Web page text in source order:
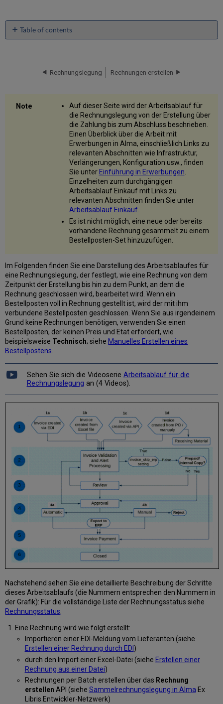
Table of contents
Rechnungslegung Rechnungen erstellen
Auf dieser Seite wird der Arbeitsablauf für
die Rechnungslegung von der Erstellung über
die Zahlung bis zum Abschluss beschrieben.
Einen Überblick über die Arbeit mit
Erwerbungen in Alma, einschließlich Links zu
relevanten Abschnitten wie Infrastruktur,
Verlängerungen, Konfiguration usw., finden
Sie unter Einführung in Erwerbungen.
Einzelheiten zum durchgängigen
Arbeitsablauf Einkauf mit Links zu
relevanten Abschnitten finden Sie unter
Arbeitsablauf Einkauf.
Es ist nicht möglich, eine neue oder bereits
vorhandene Rechnung gesammelt zu einem
Bestellposten-Set hinzuzufügen.
Im Folgenden finden Sie eine Darstellung des Arbeitsablaufes für
eine Rechnungslegung, der festlegt, wie eine Rechnung von dem
Zeitpunkt der Erstellung bis hin zu dem Punkt, an dem die
Rechnung geschlossen wird, bearbeitet wird. Wenn ein
Bestellposten voll in Rechnung gestellt ist, wird der mit ihm
verbundene Bestellposten geschlossen. Wenn Sie aus irgendeinem
Grund keine Rechnungen benötigen, verwenden Sie einen
Bestellposten, der keinen Preis und Etat erfordert, wie
beispielsweise Technisch; siehe Manuelles Erstellen eines
Bestellpostens.
Sehen Sie sich die Videoserie Arbeitsablauf für die
Rechnungslegung an (4 Videos).
Nachstehend sehen Sie eine detaillierte Beschreibung der Schritte
dieses Arbeitsablaufs (die Nummern entsprechen den Nummern in
der Grafik): Für die vollständige Liste der Rechnungsstatus siehe
Rechnungsstatus
Eine Rechnung wird wie folgt erstellt:
Importieren einer EDI-Meldung vom Lieferanten (siehe
Erstellen einer Rechnung durch EDI )
durch den Import einer Excel-Datei (siehe Erstellen einer
Rechnung aus einer Datei)
Rechnungen per Batch erstellen über das Rechnung
erstellen API (siehe Sammelrechnungslegung in Alma Ex
Libris Entwickler-Netzwerk)